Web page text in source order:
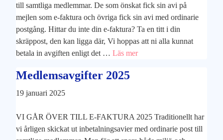
till samtliga medlemmar. De som önskat fick sin avi på
mejlen som e-faktura och övriga fick sin avi med ordinarie
postgång. Hittar du inte din e-faktura? Ta en titt i din
skräppost, den kan ligga där, Vi hoppas att ni alla kunnat
betala in avgiften enligt det … Läs mer
Medlemsavgifter 2025
19 januari 2025
VI GÅR ÖVER TILL E-FAKTURA 2025 Traditionellt har
vi årligen skickat ut inbetalningsavier med ordinarie post till